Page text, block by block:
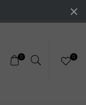
0 0